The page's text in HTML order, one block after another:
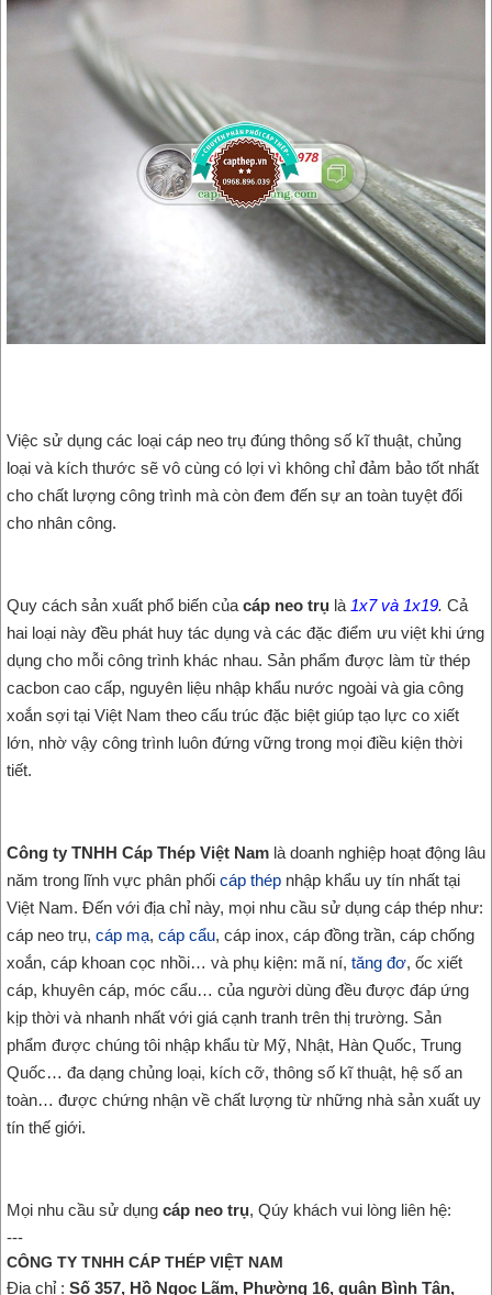
Việc sử dụng các loại cáp neo trụ đúng thông số kĩ thuật, chủng
loại và kích thước sẽ vô cùng có lợi vì không chỉ đảm bảo tốt nhất
cho chất lượng công trình mà còn đem đến sự an toàn tuyệt đối
cho nhân công.
Quy cách sản xuất phổ biến của cáp neo trụ là 1x7 và 1x19. Cả
hai loại này đều phát huy tác dụng và các đặc điểm ưu việt khi ứng
dụng cho mỗi công trình khác nhau. Sản phẩm được làm từ thép
cacbon cao cấp, nguyên liệu nhập khẩu nước ngoài và gia công
xoắn sợi tại Việt Nam theo cấu trúc đặc biệt giúp tạo lực co xiết
lớn, nhờ vậy công trình luôn đứng vững trong mọi điều kiện thời
tiết.
Công ty TNHH Cáp Thép Việt Nam là doanh nghiệp hoạt động lâu
năm trong lĩnh vực phân phối cáp thép nhập khẩu uy tín nhất tại
Việt Nam. Đến với địa chỉ này, mọi nhu cầu sử dụng cáp thép như:
cáp neo trụ, cáp mạ, cáp cẩu, cáp inox, cáp đồng trần, cáp chống
xoắn, cáp khoan cọc nhồi… và phụ kiện: mã ní, tăng đơ, ốc xiết
cáp, khuyên cáp, móc cẩu… của người dùng đều được đáp ứng
kịp thời và nhanh nhất với giá cạnh tranh trên thị trường. Sản
phẩm được chúng tôi nhập khẩu từ Mỹ, Nhật, Hàn Quốc, Trung
Quốc… đa dạng chủng loại, kích cỡ, thông số kĩ thuật, hệ số an
toàn… được chứng nhận về chất lượng từ những nhà sản xuất uy
tín thế giới.
Mọi nhu cầu sử dụng cáp neo trụ, Qúy khách vui lòng liên hệ:
---
CÔNG TY TNHH CÁP THÉP VIỆT NAM
Địa chỉ : Số 357, Hồ Ngọc Lãm, Phường 16, quận Bình Tân,